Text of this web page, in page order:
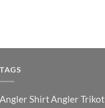
TAGS
Angler ShirtAngler Trikot